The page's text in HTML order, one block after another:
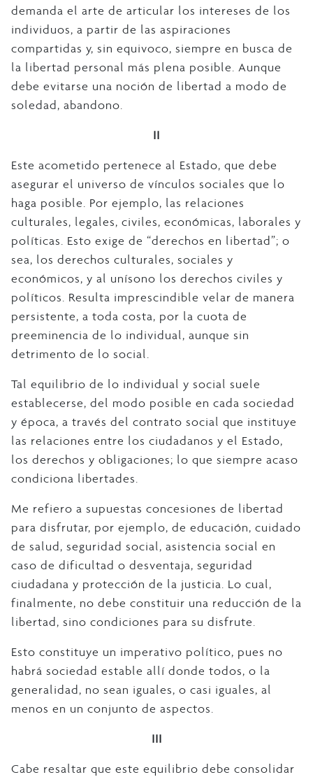
demanda el arte de articular los intereses de los
individuos, a partir de las aspiraciones
compartidas y, sin equivoco, siempre en busca de
la libertad personal más plena posible. Aunque
debe evitarse una noción de libertad a modo de
soledad, abandono.
II
Este acometido pertenece al Estado, que debe
asegurar el universo de vínculos sociales que lo
haga posible. Por ejemplo, las relaciones
culturales, legales, civiles, económicas, laborales y
políticas. Esto exige de “derechos en libertad”; o
sea, los derechos culturales, sociales y
económicos, y al unísono los derechos civiles y
políticos. Resulta imprescindible velar de manera
persistente, a toda costa, por la cuota de
preeminencia de lo individual, aunque sin
detrimento de lo social.
Tal equilibrio de lo individual y social suele
establecerse, del modo posible en cada sociedad
y época, a través del contrato social que instituye
las relaciones entre los ciudadanos y el Estado,
los derechos y obligaciones; lo que siempre acaso
condiciona libertades.
Me refiero a supuestas concesiones de libertad
para disfrutar, por ejemplo, de educación, cuidado
de salud, seguridad social, asistencia social en
caso de dificultad o desventaja, seguridad
ciudadana y protección de la justicia. Lo cual,
finalmente, no debe constituir una reducción de la
libertad, sino condiciones para su disfrute.
Esto constituye un imperativo político, pues no
habrá sociedad estable allí donde todos, o la
generalidad, no sean iguales, o casi iguales, al
menos en un conjunto de aspectos.
III
Cabe resaltar que este equilibrio debe consolidar